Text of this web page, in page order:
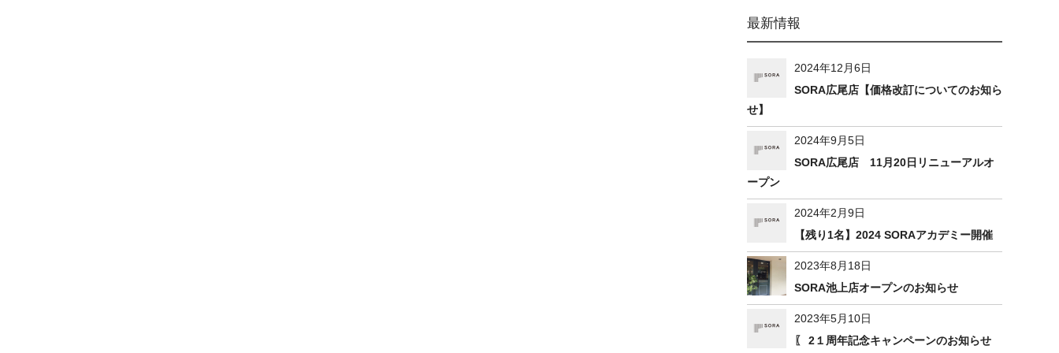
最新情報
2024年12月6日
SORA広尾店【価格改訂についてのお知ら
せ】
2024年9月5日
SORA広尾店 11月20日リニューアルオ
ープン
2024年2月9日
【残り1名】2024 SORAアカデミー開催
2023年8月18日
SORA池上店オープンのお知らせ
2023年5月10日
〖 2１周年記念キャンペーンのお知らせ